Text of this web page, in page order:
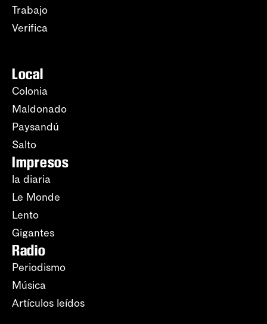
Trabajo
Verifica
Local
Colonia
Maldonado
Paysandú
Salto
Impresos
la diaria
Le Monde
Lento
Gigantes
Radio
Periodismo
Música
Artículos leídos